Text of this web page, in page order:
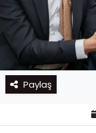
Paylaş